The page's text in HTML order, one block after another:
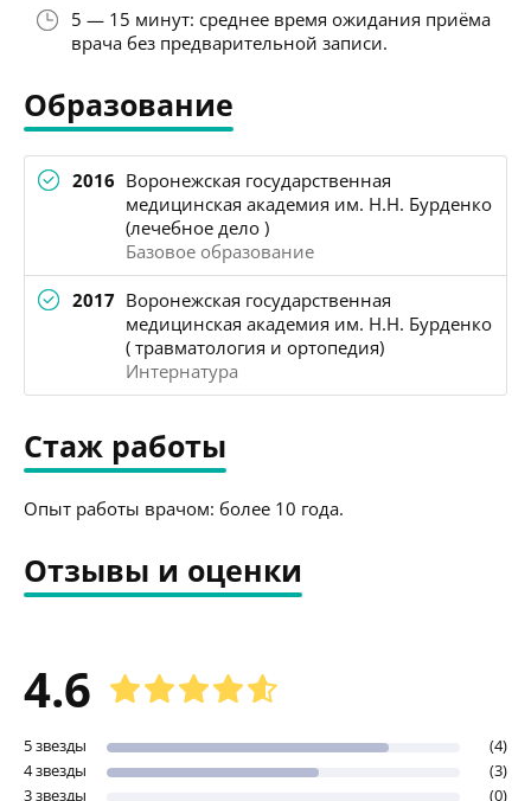
5 — 15 минут: среднее время ожидания приёма
врача без предварительной записи.
Образование
2016 Воронежская государственная
медицинская академия им. Н.Н. Бурденко
(лечебное дело )
Базовое образование
2017 Воронежская государственная
медицинская академия им. Н.Н. Бурденко
( травматология и ортопедия)
Интернатура
Стаж работы
Опыт работы врачом: более 10 года.
Отзывы и оценки
4.6
5 звезды
(4)
4 звезды
(3)
3 звезды
(0)